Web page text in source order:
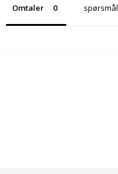
Omtaler spørsmål